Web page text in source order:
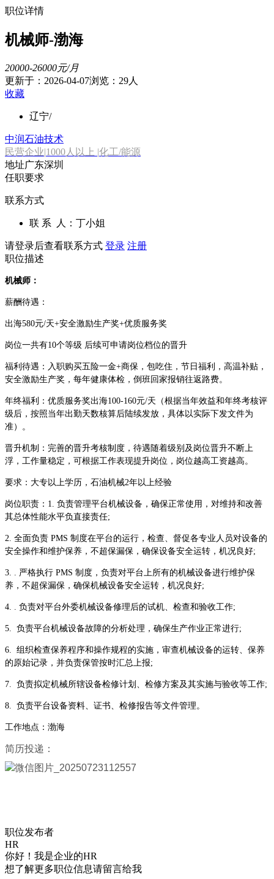
职位详情
机械师-渤海
20000-26000元/月
更新于：2026-04-07浏览： 29人
收藏
辽宁/
中润石油技术
民营企业|1000人以上 |化工/能源
地址广东深圳
任职要求
联系方式
联 系 人：丁小姐
请登录后查看联系方式 登录 注册
职位描述
机械师：
薪酬待遇：
出海580元/天+安全激励生产奖+优质服务奖
岗位一共有10个等级 后续可申请岗位档位的晋升
福利待遇：入职购买五险一金+商保，包吃住，节日福利，高温补贴，
安全激励生产奖，每年健康体检，倒班回家报销往返路费。
年终福利：优质服务奖出海100-160元/天（根据当年效益和年终考核评
级后，按照当年出勤天数核算后陆续发放，具体以实际下发文件为
准）。
晋升机制：完善的晋升考核制度，待遇随着级别及岗位晋升不断上
浮，工作量稳定，可根据工作表现提升岗位，岗位越高工资越高。
要求：大专以上学历，石油机械2年以上经验
岗位职责：1. 负责管理平台机械设备，确保正常使用，对维持和改善
其总体性能水平负直接责任;
2. 全面负责 PMS 制度在平台的运行，检查、督促各专业人员对设备的
安全操作和维护保养，不超保漏保，确保设备安全运转，机况良好;
3. . 严格执行 PMS 制度，负责对平台上所有的机械设备进行维护保
养，不超保漏保，确保机械设备安全运转，机况良好;
4. . 负责对平台外委机械设备修理后的试机、检查和验收工作;
5. 负责平台机械设备故障的分析处理，确保生产作业正常进行;
6. 组织检查保养程序和操作规程的实施，审查机械设备的运转、保养
的原始记录，并负责保管按时汇总上报;
7. 负责拟定机械所辖设备检修计划、检修方案及其实施与验收等工作;
8. 负责平台设备资料、证书、检修报告等文件管理。
工作地点：渤海
简历投递：
职位发布者
HR
你好！我是企业的HR
想了解更多职位信息请留言给我